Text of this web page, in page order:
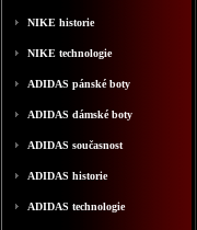
NIKE historie
NIKE technologie
ADIDAS pánské boty
ADIDAS dámské boty
ADIDAS současnost
ADIDAS historie
ADIDAS technologie